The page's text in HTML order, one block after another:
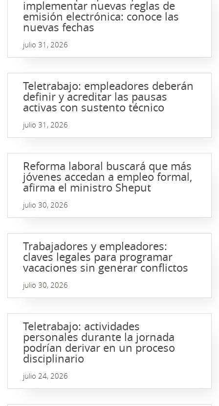
implementar nuevas reglas de
emisión electrónica: conoce las
nuevas fechas
julio 31, 2026
Teletrabajo: empleadores deberán
definir y acreditar las pausas
activas con sustento técnico
julio 31, 2026
Reforma laboral buscará que más
jóvenes accedan a empleo formal,
afirma el ministro Sheput
julio 30, 2026
Trabajadores y empleadores:
claves legales para programar
vacaciones sin generar conflictos
julio 30, 2026
Teletrabajo: actividades
personales durante la jornada
podrían derivar en un proceso
disciplinario
julio 24, 2026